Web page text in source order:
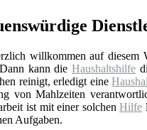
willkommen auf diesem
kann dieHaushaltshilfe
reinigt, erledigt eine
von Mahlzeiten
ist mit einer solchenHilfe
Aufgaben.